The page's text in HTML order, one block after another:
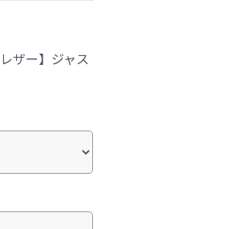
ザー】ジャス